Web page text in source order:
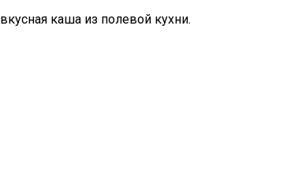
каша из полевой кухни.